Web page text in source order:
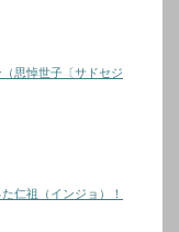
思悼世子〔サドセジ
仁祖（インジョ）！